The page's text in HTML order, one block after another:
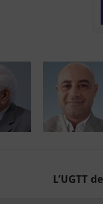
L’UGTT